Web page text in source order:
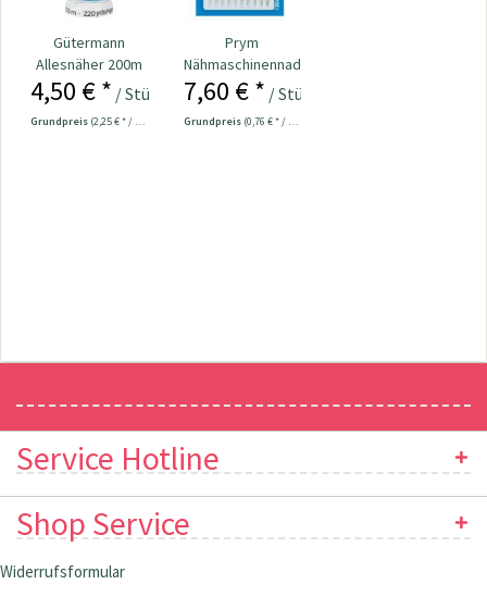
Gütermann
Allesnäher 200m
Fb. 278 - türkis
4,50 € * / Stück
Grundpreis (2,25 € * / 100 Meter)
Prym
Nähmaschinennadeln
130/705
Universal...
7,60 € * / Stück
Grundpreis (0,76 € * / 1 Stück)
Service Hotline
Shop Service
Widerrufsformular